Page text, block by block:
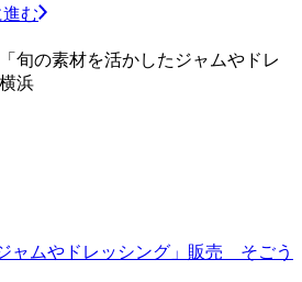
む
旬の素材を活かしたジャムやドレ
浜
ャムやドレッシング」販売 そごう